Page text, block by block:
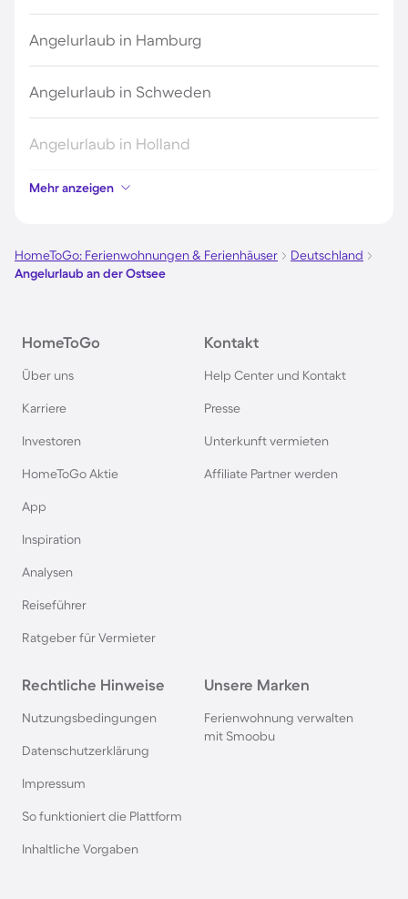
Angelurlaub in Hamburg
Angelurlaub in Schweden
Angelurlaub in Holland
Angelurlaub an der Mecklenburgischen
Angelurlaub in Deutschland
Angelurlaub an der Müritz
Angelurlaub in Frankreich
Angelurlaub in Polen
Angelurlaub in Mecklenburg-Vorpommern
Angelurlaub in Island
Angelurlaub in Nordrhein-Westfalen
Angelurlaub in Tschechien
Mehr anzeigen
HomeToGo: Ferienwohnungen & Ferienhäuser
Deutschland
Angelurlaub an der Ostsee
HomeToGo
Über uns
Karriere
Investoren
HomeToGo Aktie
App
Inspiration
Analysen
Reiseführer
Ratgeber für Vermieter
Kontakt
Help Center und Kontakt
Presse
Unterkunft vermieten
Affiliate Partner werden
Rechtliche Hinweise
Nutzungsbedingungen
Datenschutzerklärung
Impressum
So funktioniert die Plattform
Inhaltliche Vorgaben
Unsere Marken
Ferienwohnung verwalten
mit Smoobu